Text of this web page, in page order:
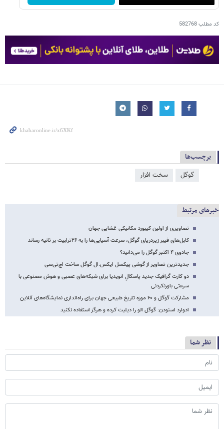
کد مطلب582768
برچسب‌ها
گوگل سخت افزار
خبرهای مرتبط
تصاویری از اولین کیبورد مکانیکی-غشایی جهان
کابل‌های فیبر زیردریای گوگل، سرعت آسیایی‌ها را به ۲۶ترابیت بر ثانیه رساند
جادوی ۴ اکتبر گوگل را می‌دانید؟
جدیدترین تصاویر از گوشی پیکسل‌ ایکس.ال گوگل ساخت اچ‌تی‌سی
دو کارت گرافیک جدید پاسکالِ انویدیا برای شبکه‌های عصبی و هوش مصنوعی با
سرعتی باورنکردنی
مشارکت گوگل و ۶۰ موزه تاریخ طبیعی جهان برای راه‌اندازی نمایشگاه‌های آنلاین
ادوارد اسنودن: گوگل الو را دیلیت کرده و هرگز استفاده نکنید
نظر شما